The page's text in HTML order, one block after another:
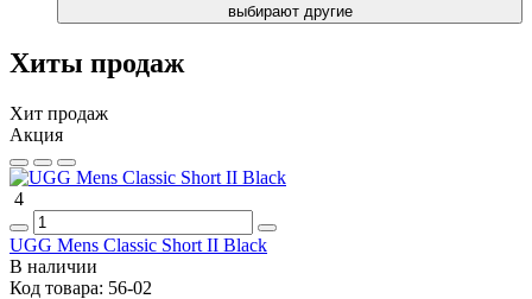
Проверка оригинальности по системе «Честный
маркировкой РФ. QR-код на упаковке позволяет мгновенно
проверить оригинальность обуви через государственное
мобильное приложение перед покупкой. Доставка по Москве
выполняется на следующий день, курьер привозит до двух пар
для бесплатной примерки.
выбирают другие
Хиты продаж
Хит продаж
Акция
4
UGG Mens Classic Short II Black
В наличии
Код товара: 56-02